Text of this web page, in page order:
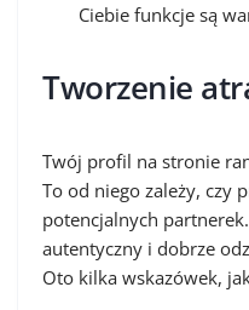
Ciebie funkcje są
Tworzenie
Twój profil na stronie
To od niego zależy, czy
potencjalnych
autentyczny i dobrze
Oto kilka wskazówek,